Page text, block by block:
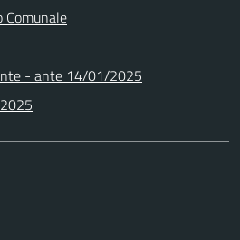
Comunale
- ante 14/01/2025